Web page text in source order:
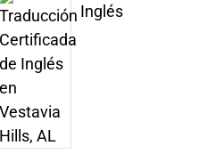
Inglés